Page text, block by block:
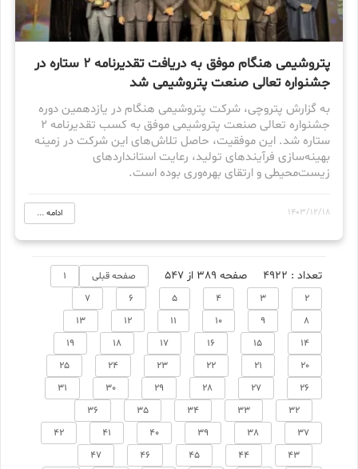
پتروشیمی هنگام موفق به دریافت تقدیرنامه ۲ ستاره در
جشنواره تعالی صنعت پتروشیمی شد
به گزارش پتروچی، شرکت پتروشیمی هنگام در یازدهمین دوره
جشنواره تعالی صنعت پتروشیمی موفق به کسب تقدیرنامه ۲
ستاره شد. این موفقیت، حاصل تلاش‌های این شرکت در زمینه
بهینه‌سازی فرآیندهای تولید، رعایت استانداردهای
زیست‌محیطی و ارتقای بهره‌وری بوده است.
1403/12/18 ادامه ...
تعداد : 4922 صفحه 389 از 547 صفحه قبلی
1
2
3
4
5
6
7
8
9
10
11
12
13
14
15
16
17
18
19
20
21
22
23
24
25
26
27
28
29
30
31
32
33
34
35
36
37
38
39
40
41
42
43
44
45
46
47